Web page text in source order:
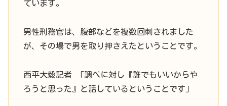
ています。
男性刑務官は、腹部などを複数回刺されました
が、その場で男を取り押さえたということです。
西平大毅記者 「調べに対し『誰でもいいからや
ろうと思った』と話しているということです」